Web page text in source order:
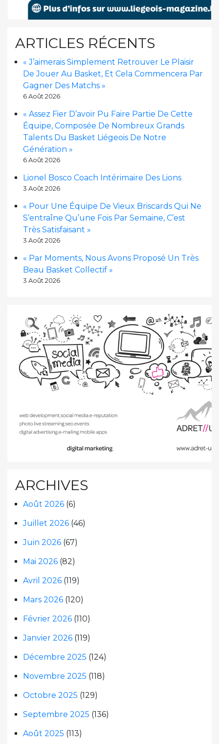
ARTICLES RÉCENTS
« J’aimerais Simplement Retrouver Le Plaisir
De Jouer Au Basket, Et Cela Commencera Par
Gagner Des Matchs »
6 Août 2026
« Assez Fier D’avoir Pu Faire Partie De Cette
Équipe, Composée De Nombreux Grands
Talents Du Basket Liégeois De Notre
Génération »
6 Août 2026
Lionel Bosco Coach Intérimaire Des Lions
3 Août 2026
« Pour Une Équipe De Vieux Briscards Qui Ne
S’entraîne Qu’une Fois Par Semaine, C’est
Très Satisfaisant »
3 Août 2026
« Par Moments, Nous Avons Proposé Un Très
Beau Basket Collectif »
3 Août 2026
ARCHIVES
Août 2026 (6)
Juillet 2026 (46)
Juin 2026 (67)
Mai 2026 (82)
Avril 2026 (119)
Mars 2026 (120)
Février 2026 (110)
Janvier 2026 (119)
Décembre 2025 (124)
Novembre 2025 (118)
Octobre 2025 (129)
Septembre 2025 (136)
Août 2025 (113)